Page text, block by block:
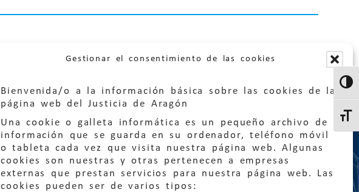
Gestionar el consentimiento de las cookies
Bienvenida/o a la información básica sobre las cookies de la
página web del Justicia de Aragón
Una cookie o galleta informática es un pequeño archivo de
información que se guarda en su ordenador, teléfono móvil
o tableta cada vez que visita nuestra página web. Algunas
cookies son nuestras y otras pertenecen a empresas
externas que prestan servicios para nuestra página web. Las
cookies pueden ser de varios tipos:
Quejas:quejas@eljusticiadearagon.es